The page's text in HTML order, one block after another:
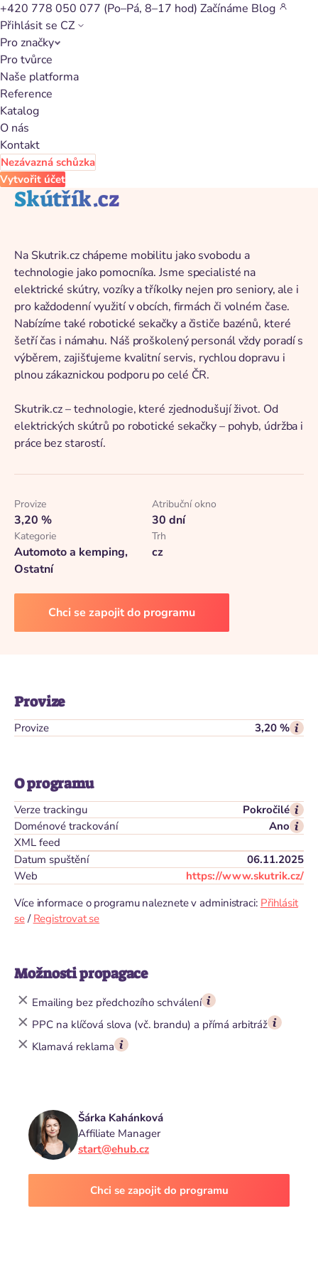
+420 778 050 077 (Po–Pá, 8–17 hod) Začínáme Blog
Přihlásit se CZ
Pro značky
Pro tvůrce
Naše platforma
Reference
Katalog
O nás
Kontakt
Nezávazná schůzka
Vytvořit účet
Zpět na katalog
Skútřík.cz
Na Skutrik.cz chápeme mobilitu jako svobodu a
technologie jako pomocníka. Jsme specialisté na
elektrické skútry, vozíky a tříkolky nejen pro seniory, ale i
pro každodenní využití v obcích, firmách či volném čase.
Nabízíme také robotické sekačky a čističe bazénů, které
šetří čas i námahu. Náš proškolený personál vždy poradí s
výběrem, zajišťujeme kvalitní servis, rychlou dopravu i
plnou zákaznickou podporu po celé ČR.
Skutrik.cz – technologie, které zjednodušují život. Od
elektrických skútrů po robotické sekačky – pohyb, údržba i
práce bez starostí.
Provize
3,20 %
Atribuční okno
30 dní
Kategorie
Automoto a kemping,
Ostatní
Trh
cz
Chci se zapojit do programu
Provize
Provize 3,20 %
O programu
Verze trackingu
Pokročilé
Doménové trackování
Ano
XML feed
Datum spuštění
06.11.2025
Web
https://www.skutrik.cz/
Více informace o programu naleznete v administraci: Přihlásit
se/ Registrovat se
Možnosti propagace
Emailing bez předchozího schválení
PPC na klíčová slova (vč. brandu) a přímá arbitráž
Klamavá reklama
Šárka Kahánková
Affiliate Manager
start@ehub.cz
Chci se zapojit do programu